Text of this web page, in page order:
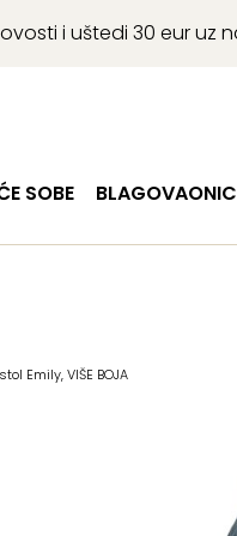
i uštedi 30 eur
SOBE
Emily, VIŠE BOJA